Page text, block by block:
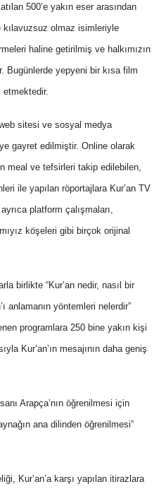
500’e yakın eser arasından
kılavuzsuz olmaz isimleriyle
haline getirilmiş ve halkımızın
Bugünlerde yepyeni bir kısa film
etmektedir.
sitesi ve sosyal medya
gayret edilmiştir. Online olarak
meal ve tefsirleri takip edilebilen,
ile yapılan röportajlara Kur’an TV
platform çalışmaları,
köşeleri gibi birçok orijinal
birlikte “Kur’an nedir, nasıl bir
anlamanın yöntemleri nelerdir”
programlara 250 bine yakın kişi
Kur’an’ın mesajının daha geniş
Arapça’nın öğrenilmesi için
ana dilinden öğrenilmesi”
Kur’an’a karşı yapılan itirazlara